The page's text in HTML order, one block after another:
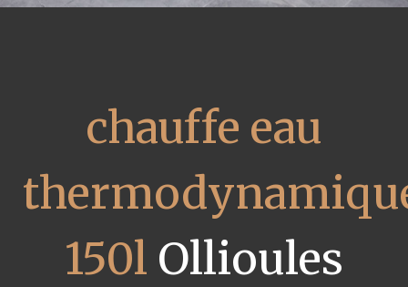
chauffe eau
150l Ollioules